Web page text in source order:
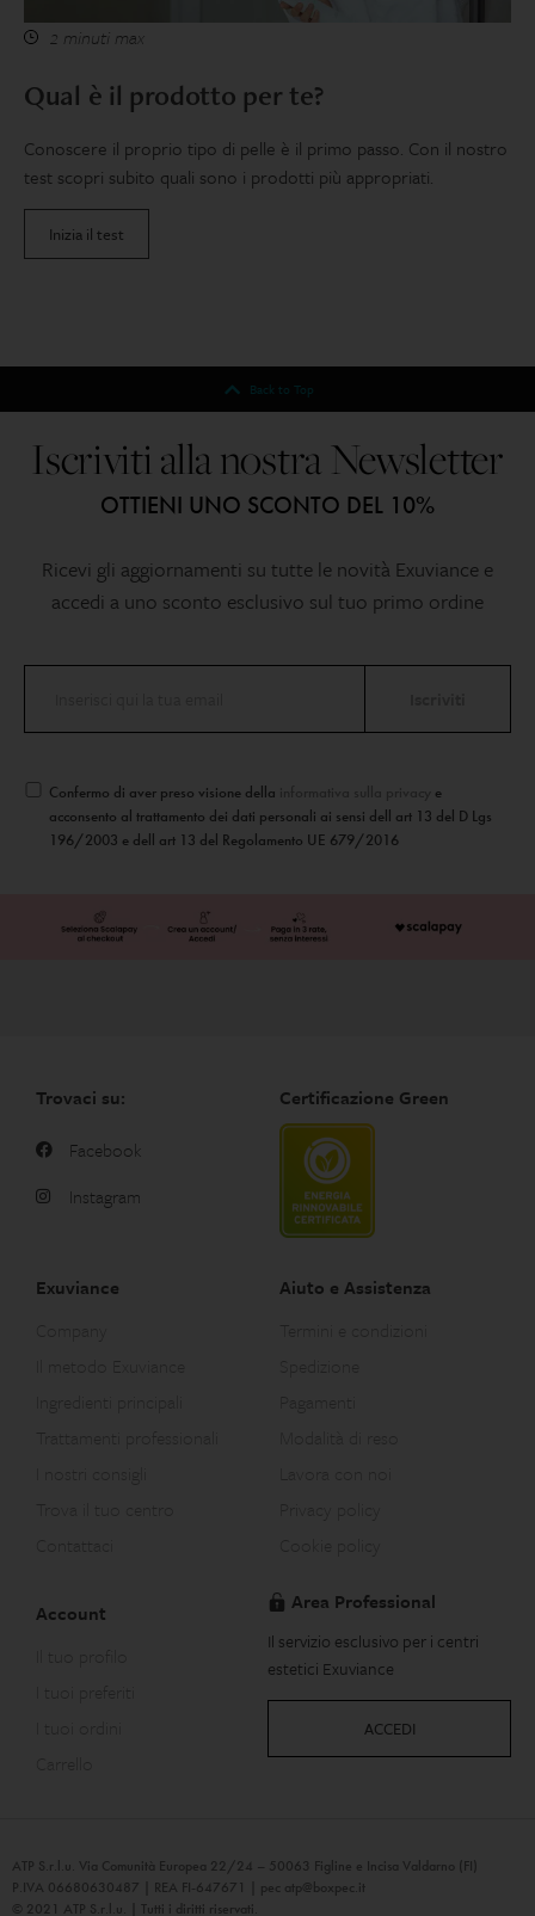
2 minuti max
Qual è il prodotto per te?
Conoscere il proprio tipo di pelle è il primo passo. Con il nostro
test scopri subito quali sono i prodotti più appropriati.
Inizia il test
Back to Top
Iscriviti alla nostra Newsletter
OTTIENI UNO SCONTO DEL 10%
Ricevi gli aggiornamenti su tutte le novità Exuviance e
accedi a uno sconto esclusivo sul tuo primo ordine
Confermo di aver preso visione della
e
acconsento al trattamento dei dati personali ai sensi dell art 13 del D Lgs
196/2003 e dell art 13 del Regolamento UE 679/2016
Aiuto e Assistenza
Exuviance
Account
Trovaci su:
Facebook
Instagram
Certificazione Green
Area Professional
Il servizio esclusivo per i centri
estetici Exuviance
ACCEDI
ATP S.r.l.u. Via Comunità Europea 22/24 – 50063 Figline e Incisa Valdarno (FI)
P.IVA 06680630487 | REA FI-647671 | pec atp@boxpec.it
© 2021 ATP S.r.l.u. | Tutti i diritti riservati.